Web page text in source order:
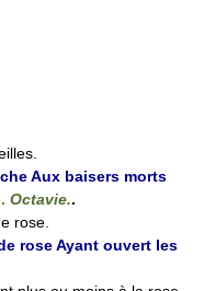
Aux baisers morts
Octavie..
rose.
rose Ayant ouvert les